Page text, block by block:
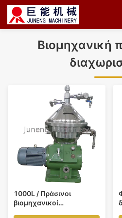
Βιομηχανική
1000L / Πράσινοι
βιομηχανικοί